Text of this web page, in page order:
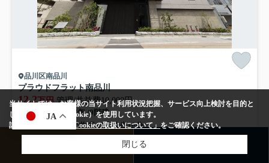
JA
品川区南品川
プラウドフラット南品川
12.2万円管理/共益費10,000円
22.33㎡ (1K) /築7年 /9階建
京浜東北線「大井町」駅 徒歩16分
エレベーター
宅配ボックス
当サイトでは、お客様の当サイト利用状況把握、サービス向上検討を目的と
して、クッキー（Cookie）を使用しています。
詳しくは、当社の
「Cookieの取扱いについて」をご確認ください。
閉じる